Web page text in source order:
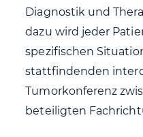
Diagnostik und
dazu wird jeder
spezifischen
stattfindenden
Tumorkonferenz
beteiligten